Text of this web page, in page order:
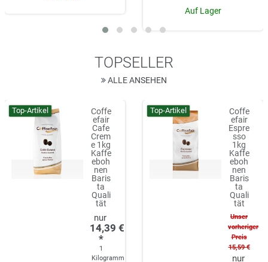
Auf Lager
TOPSELLER
ALLE ANSEHEN
Top-Artikel
Coffe
efair
Cafe
Crem
e 1kg
Kaffe
eboh
nen
Baris
ta
Quali
tät
14,39 €
*
1
Kilogramm
Top-Artikel
Coffe
efair
Espre
sso
1kg
Kaffe
eboh
nen
Baris
ta
Quali
tät
Unser
vorheriger
Preis
15,59 €